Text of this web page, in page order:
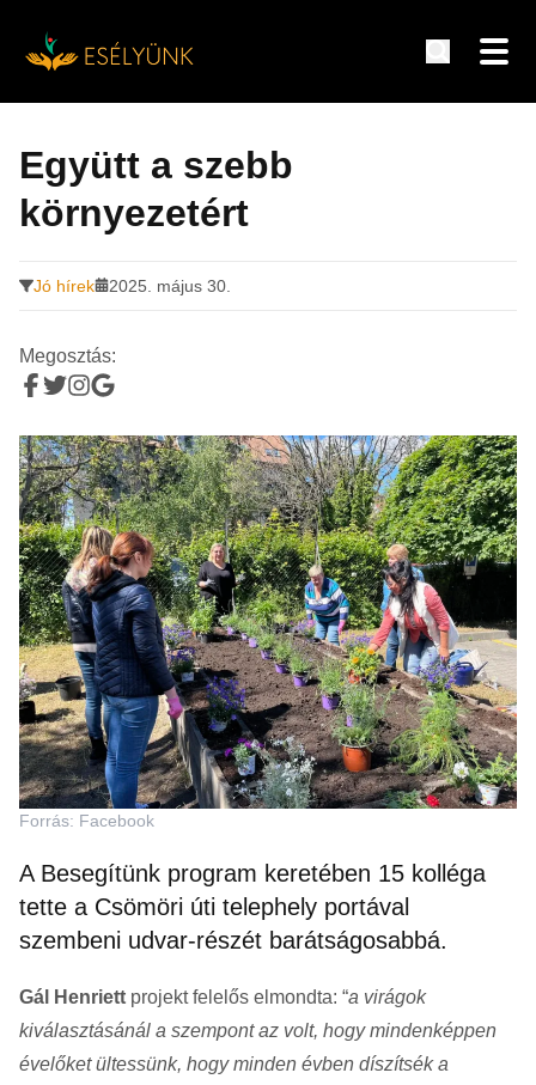
tartalomra
Együtt a szebb
környezetért
Jó hírek 2025. május 30.
Megosztás:
Forrás: Facebook
A Besegítünk program keretében 15 kolléga
tette a Csömöri úti telephely portával
szembeni udvar-részét barátságosabbá.
Gál Henriett projekt felelős elmondta: “a virágok
kiválasztásánál a szempont az volt, hogy mindenképpen
évelőket ültessünk, hogy minden évben díszítsék a